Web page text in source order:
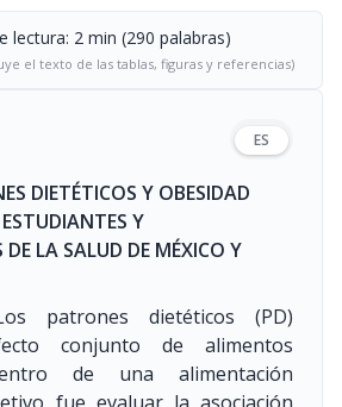
lectura: 2 min (290 palabras)
el texto de las tablas, figuras y referencias)
ES
DIETÉTICOS Y OBESIDAD
Y
DE LA SALUD DE MÉXICO Y
patrones dietéticos (PD)
conjunto de alimentos
de una alimentación